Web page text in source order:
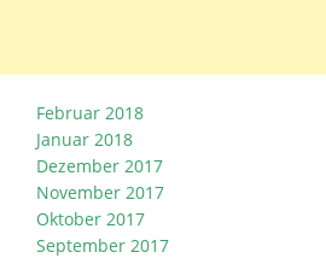
Februar 2018
Januar 2018
Dezember 2017
November 2017
Oktober 2017
September 2017